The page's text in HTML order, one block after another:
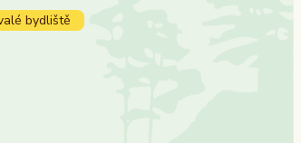
bydliště